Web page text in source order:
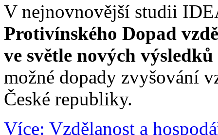
V nejnovnovější studii
Protivínského Dopad
ve světle nových
možné dopady zvyšování
České republiky.
Více: Vzdělanost a